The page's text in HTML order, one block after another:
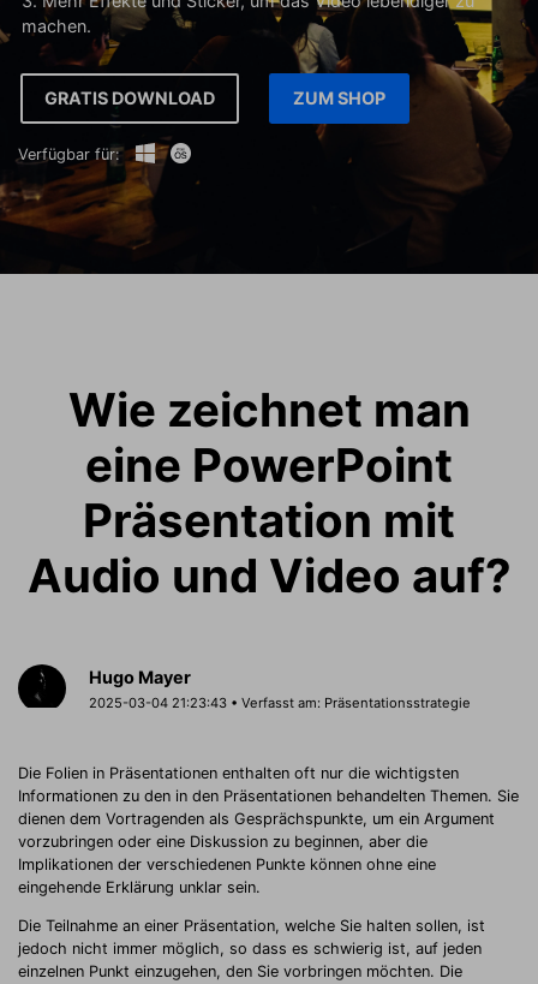
machen.
GRATIS DOWNLOAD ZUM SHOP
Verfügbar für:
Wie zeichnet man
eine PowerPoint
Präsentation mit
Audio und Video auf?
Hugo Mayer
2025-03-04 21:23:43 • Verfasst am: Präsentationsstrategie
Die Folien in Präsentationen enthalten oft nur die wichtigsten
Informationen zu den in den Präsentationen behandelten Themen. Sie
dienen dem Vortragenden als Gesprächspunkte, um ein Argument
vorzubringen oder eine Diskussion zu beginnen, aber die
Implikationen der verschiedenen Punkte können ohne eine
eingehende Erklärung unklar sein.
Die Teilnahme an einer Präsentation, welche Sie halten sollen, ist
jedoch nicht immer möglich, so dass es schwierig ist, auf jeden
einzelnen Punkt einzugehen, den Sie vorbringen möchten. Die